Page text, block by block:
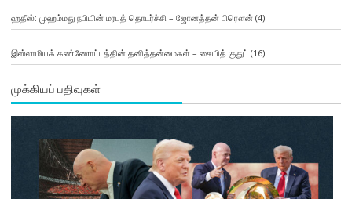
ஹதீஸ்: முஹம்மது நபியின் மரபுத் தொடர்ச்சி – ஜோனத்தன் பிரௌன் (4)
இஸ்லாமியக் கண்ணோட்டத்தின் தனித்தன்மைகள் – சையித் குதுப் (16)
முக்கியப் பதிவுகள்